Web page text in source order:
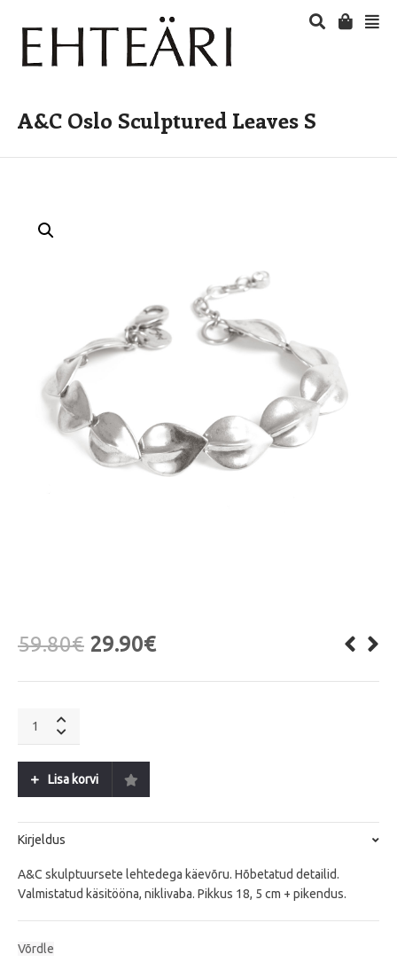
A&C Oslo Sculptured Leaves S
59.80€ 29.90€
Oslo
Lisa korvi
Kirjeldus
A&C skulptuursete lehtedega käevõru. Hõbetatud detailid.
Valmistatud käsitööna, niklivaba. Pikkus 18, 5 cm + pikendus.
Võrdle